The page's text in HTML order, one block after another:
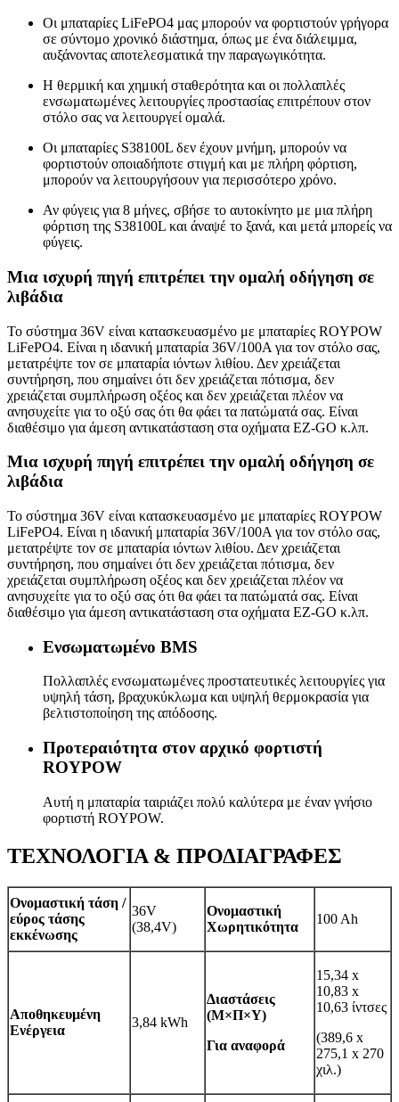
Οι μπαταρίες LiFePO4 μας μπορούν να φορτιστούν γρήγορα
σε σύντομο χρονικό διάστημα, όπως με ένα διάλειμμα,
αυξάνοντας αποτελεσματικά την παραγωγικότητα.
Η θερμική και χημική σταθερότητα και οι πολλαπλές
ενσωματωμένες λειτουργίες προστασίας επιτρέπουν στον
στόλο σας να λειτουργεί ομαλά.
Οι μπαταρίες S38100L δεν έχουν μνήμη, μπορούν να
φορτιστούν οποιαδήποτε στιγμή και με πλήρη φόρτιση,
μπορούν να λειτουργήσουν για περισσότερο χρόνο.
Αν φύγεις για 8 μήνες, σβήσε το αυτοκίνητο με μια πλήρη
φόρτιση της S38100L και άναψέ το ξανά, και μετά μπορείς να
φύγεις.
Μια ισχυρή πηγή επιτρέπει την ομαλή οδήγηση σε
λιβάδια
Το σύστημα 36V είναι κατασκευασμένο με μπαταρίες ROYPOW
LiFePO4. Είναι η ιδανική μπαταρία 36V/100A για τον στόλο σας,
μετατρέψτε τον σε μπαταρία ιόντων λιθίου. Δεν χρειάζεται
συντήρηση, που σημαίνει ότι δεν χρειάζεται πότισμα, δεν
χρειάζεται συμπλήρωση οξέος και δεν χρειάζεται πλέον να
ανησυχείτε για το οξύ σας ότι θα φάει τα πατώματά σας. Είναι
διαθέσιμο για άμεση αντικατάσταση στα οχήματα EZ-GO κ.λπ.
Μια ισχυρή πηγή επιτρέπει την ομαλή οδήγηση σε
λιβάδια
Το σύστημα 36V είναι κατασκευασμένο με μπαταρίες ROYPOW
LiFePO4. Είναι η ιδανική μπαταρία 36V/100A για τον στόλο σας,
μετατρέψτε τον σε μπαταρία ιόντων λιθίου. Δεν χρειάζεται
συντήρηση, που σημαίνει ότι δεν χρειάζεται πότισμα, δεν
χρειάζεται συμπλήρωση οξέος και δεν χρειάζεται πλέον να
ανησυχείτε για το οξύ σας ότι θα φάει τα πατώματά σας. Είναι
διαθέσιμο για άμεση αντικατάσταση στα οχήματα EZ-GO κ.λπ.
Ενσωματωμένο BMS
Πολλαπλές ενσωματωμένες προστατευτικές λειτουργίες για
υψηλή τάση, βραχυκύκλωμα και υψηλή θερμοκρασία για
βελτιστοποίηση της απόδοσης.
Προτεραιότητα στον αρχικό φορτιστή
ROYPOW
Αυτή η μπαταρία ταιριάζει πολύ καλύτερα με έναν γνήσιο
φορτιστή ROYPOW.
ΤΕΧΝΟΛΟΓΙΑ & ΠΡΟΔΙΑΓΡΑΦΕΣ
Ονομαστική τάση /
εύρος τάσης
εκκένωσης
36V
(38,4V)
Ονομαστική
Χωρητικότητα
100 Ah
Αποθηκευμένη
Ενέργεια
3,84 kWh
Διαστάσεις
(Μ×Π×Υ)
Για αναφορά
15,34 x
10,83 x
10,63 ίντσες
(389,6 x
275,1 x 270
χιλ.)